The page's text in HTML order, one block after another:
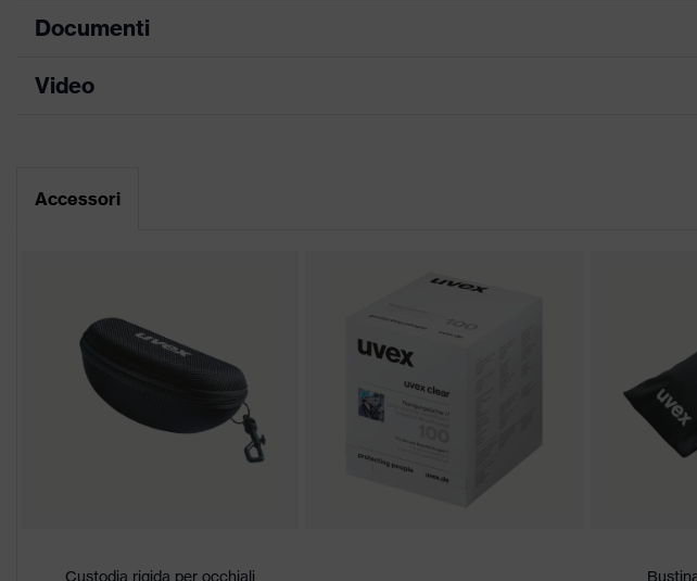
Colore marketing
Caratteristiche del
rivestimento
Altamente antigraffio sul lato esterno,
sostanze chimiche
Proprietà tonalità lenti Riconoscimento colori segnaletici
Idoneità all'ambiente di
Secco, accumulo di sporco moderato, umidità
Documenti
Video
Accessori
Custodia rigida per occhiali